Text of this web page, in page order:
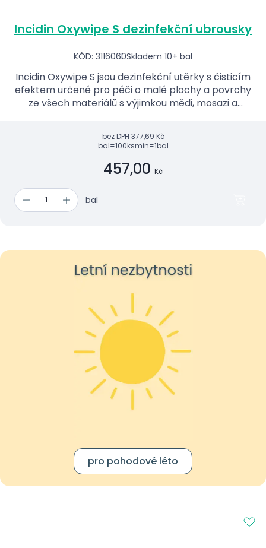
Incidin Oxywipe S dezinfekční ubrousky
KÓD: 3116060Skladem 10+ bal
Incidin Oxywipe S jsou dezinfekční utěrky s čisticím
efektem určené pro péči o malé plochy a povrchy
ze všech materiálů s výjimkou mědi, mosazi a
bez DPH 377,69 Kč
bal=100ksmin=1bal
457,00 Kč
bal
pro pohodové léto